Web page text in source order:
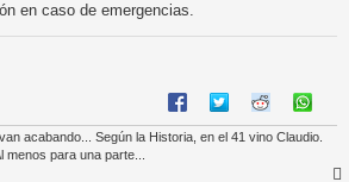
en caso de emergencias.
acabando... Según la Historia, en el 41 vino Claudio.
para una parte...